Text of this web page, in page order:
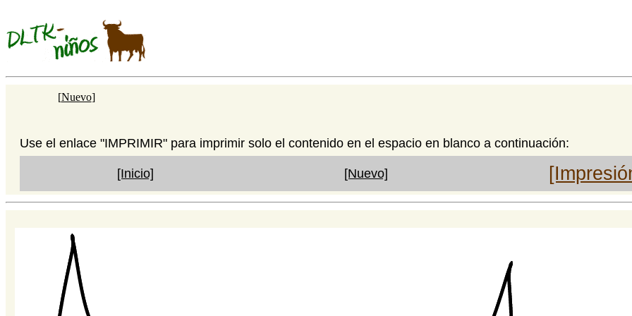
[Nuevo]
Use el enlace "IMPRIMIR" para imprimir solo el contenido en el espacio en blanco a continuación:
[Inicio] [Nuevo]